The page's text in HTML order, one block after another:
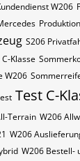
W206
S206
Klasse
W206
Test C-
Terrain W206
W206
W206 Bestell-